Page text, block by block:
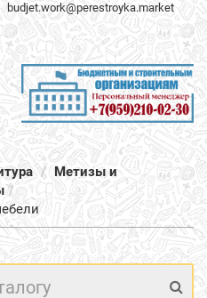
budjet.work@perestroyka.market
Метизы и